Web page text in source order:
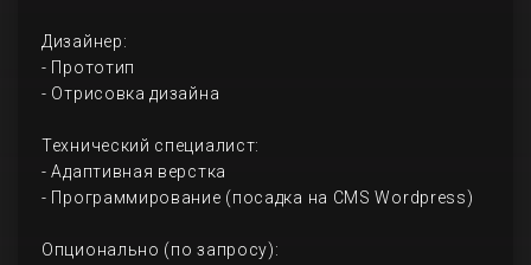
Дизайнер:
- Прототип
- Отрисовка дизайна
Технический специалист:
- Адаптивная верстка
- Программирование (посадка на CMS Wordpress)
Опционально (по запросу):